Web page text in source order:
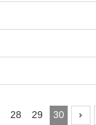
28 29 30